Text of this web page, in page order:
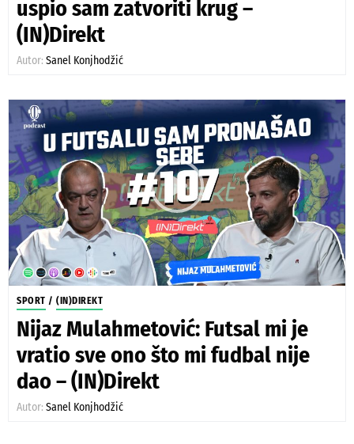
uspio sam zatvoriti krug –
(IN)Direkt
Autor: Sanel Konjhodžić
SPORT / (IN)DIREKT
Nijaz Mulahmetović: Futsal mi je
vratio sve ono što mi fudbal nije
dao – (IN)Direkt
Autor: Sanel Konjhodžić